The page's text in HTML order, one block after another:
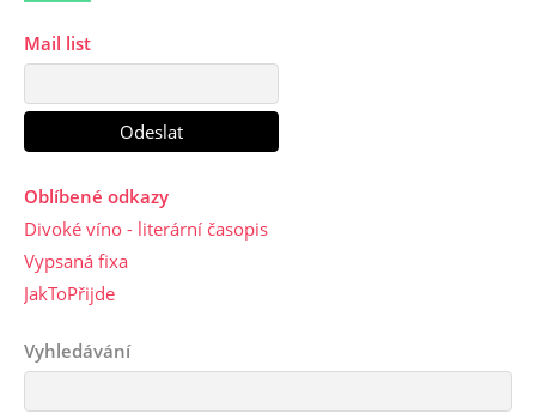
Mail list
Oblíbené odkazy
Divoké víno - literární časopis
Vypsaná fixa
JakToPřijde
Vyhledávání